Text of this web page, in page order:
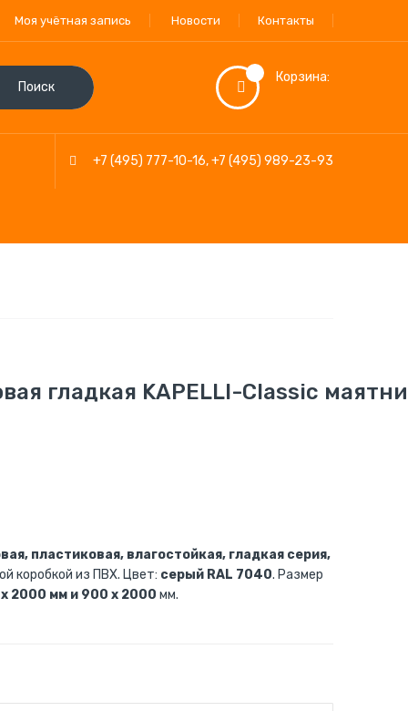
Моя учётная запись Новости Контакты
Корзина:
Поиск
+7 (495) 777-10-16,+7 (495) 989-23-93
гладкая KAPELLI-Classic
пластиковая, влагостойкая, гладкая серия,
коробкой из ПВХ. Цвет: серый RAL 7040. Размер
2000 мм и 900 x 2000 мм.